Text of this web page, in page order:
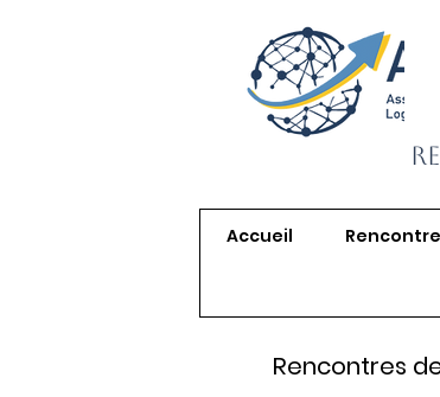
Accueil
Rencontres